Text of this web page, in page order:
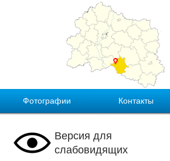
Фотографии Контакты
Версия для
слабовидящих